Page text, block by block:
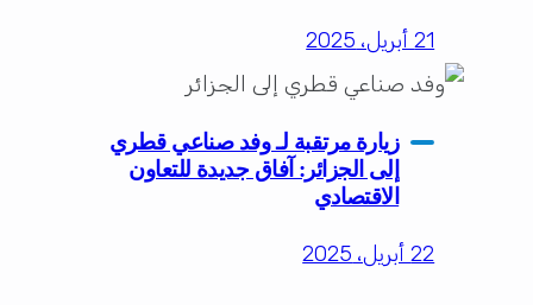
21 أبريل، 2025
زيارة مرتقبة لـ وفد صناعي قطري
إلى الجزائر: آفاق جديدة للتعاون
الاقتصادي
22 أبريل، 2025